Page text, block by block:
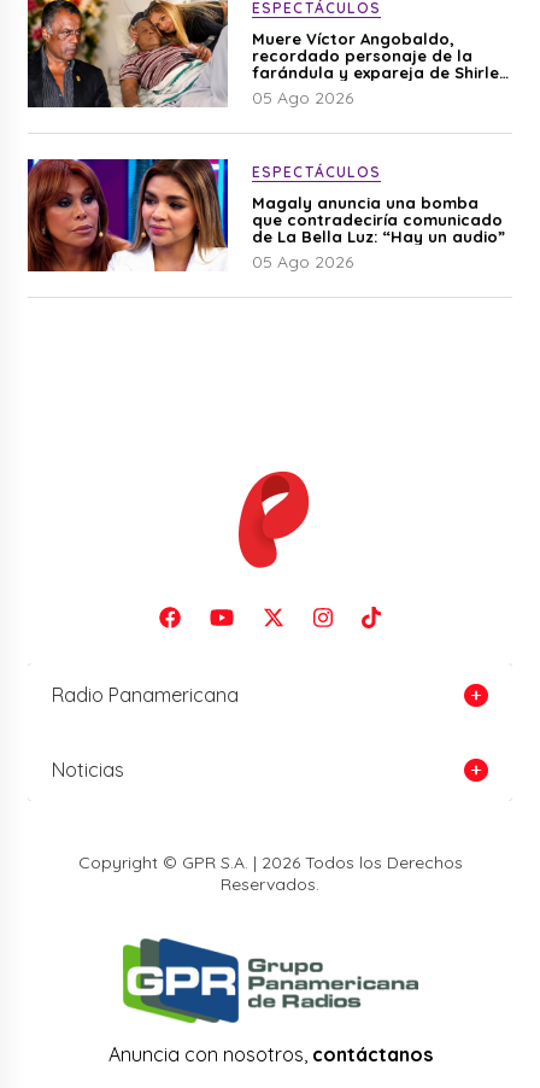
ESPECTÁCULOS
Muere Víctor Angobaldo,
recordado personaje de la
farándula y expareja de Shirley
Cherres
05 Ago 2026
ESPECTÁCULOS
Magaly anuncia una bomba
que contradeciría comunicado
de La Bella Luz: “Hay un audio”
05 Ago 2026
Radio Panamericana
Noticias
Copyright © GPR S.A. | 2026 Todos los Derechos
Reservados.
Anuncia con nosotros, contáctanos